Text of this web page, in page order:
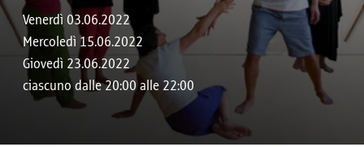
Venerdì 03.06.2022
Mercoledì 15.06.2022
Giovedì 23.06.2022
ciascuno dalle 20:00 alle 22:00